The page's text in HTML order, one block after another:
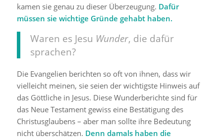
kamen sie genau zu dieser Überzeugung. Dafür
müssen sie wichtige Gründe gehabt haben.
Waren es Jesu Wunder, die dafür
sprachen?
Die Evangelien berichten so oft von ihnen, dass wir
vielleicht meinen, sie seien der wichtigste Hinweis auf
das Göttliche in Jesus. Diese Wunderberichte sind für
das Neue Testament gewiss eine Bestätigung des
Christusglaubens – aber man sollte ihre Bedeutung
nicht überschätzen. Denn damals haben die